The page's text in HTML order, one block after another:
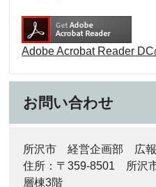
Adobe Acrobat Reader
お問い合わせ
所沢市 経営企画部 広
住所：〒359-8501 所沢
層棟3階